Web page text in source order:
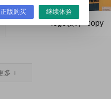
logo设计_copy
多 +
正版购买 继续体验